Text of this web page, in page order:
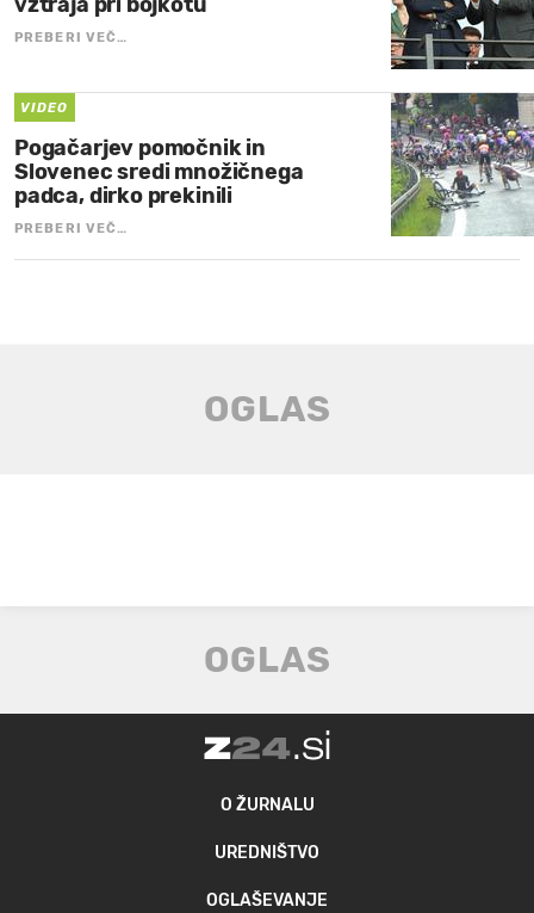
PREBERI VEČ…
VIDEO
Pogačarjev pomočnik in
Slovenec sredi množičnega
padca, dirko prekinili
PREBERI VEČ…
O ŽURNALU
UREDNIŠTVO
OGLAŠEVANJE